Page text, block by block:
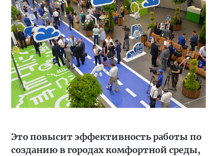
Это повысит эффективность работы по
созданию в городах комфортной среды,